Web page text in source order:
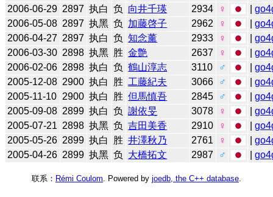
2006-06-29 2897 执白 负 向井千瑛 2934 ♀ |
2006-05-08 2897 执黑 负 加藤啓子 2962 ♀ |
2006-04-27 2897 执白 负 知念薰 2933 ♀ |
2006-03-30 2898 执黑 胜 金艶 2637 ♀ |
2006-02-06 2898 执白 负 鶴山淳志 3110 ♂ |
2005-12-08 2900 执白 胜 工藤紀夫 3066 ♂ |
2005-11-10 2900 执白 胜 但馬慎吾 2845 ♂ |
2005-09-08 2899 执白 负 謝依旻 3078 ♀ |
2005-07-21 2898 执黑 负 吉田美香 2910 ♀ |
2005-05-26 2899 执白 胜 井澤秋乃 2761 ♀ |
2005-04-26 2899 执黑 负 大橋拓文 2987 ♂ |
联系： Rémi Coulom . Powered by joedb, the C++ database